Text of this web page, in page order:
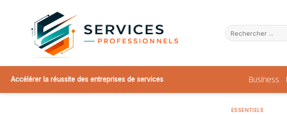
Accélérer la réussite des entreprises de services Business
ESSENTIELS